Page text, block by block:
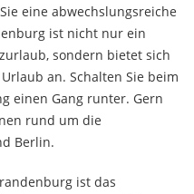
eine abwechslungsreiche
ist nicht nur ein
sondern bietet sich
an. Schalten Sie beim
einen Gang runter. Gern
rund um die
Berlin.
ist das